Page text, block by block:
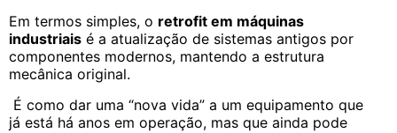
Em termos simples, o retrofit em máquinas
industriais é a atualização de sistemas antigos por
componentes modernos, mantendo a estrutura
mecânica original.
É como dar uma “nova vida” a um equipamento que
já está há anos em operação, mas que ainda pode